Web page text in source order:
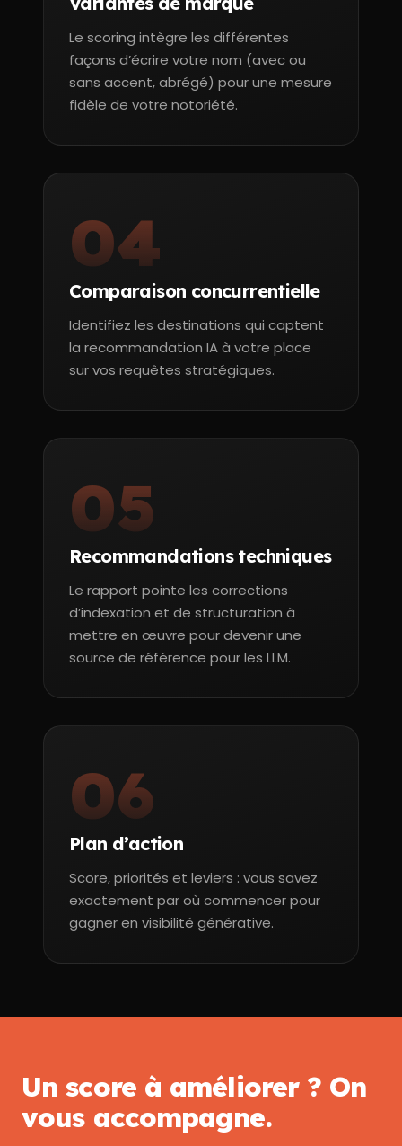
Le scoring intègre les différentes
façons d’écrire votre nom (avec ou
sans accent, abrégé) pour une mesure
fidèle de votre notoriété.
04
Comparaison concurrentielle
Identifiez les destinations qui captent
la recommandation IA à votre place
sur vos requêtes stratégiques.
05
Recommandations techniques
Le rapport pointe les corrections
d’indexation et de structuration à
mettre en œuvre pour devenir une
source de référence pour les LLM.
06
Plan d’action
Score, priorités et leviers : vous savez
exactement par où commencer pour
gagner en visibilité générative.
Un score à améliorer ? On
vous accompagne.